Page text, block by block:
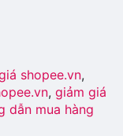
shopee.vn,
, giảm giá
dẫn mua hàng